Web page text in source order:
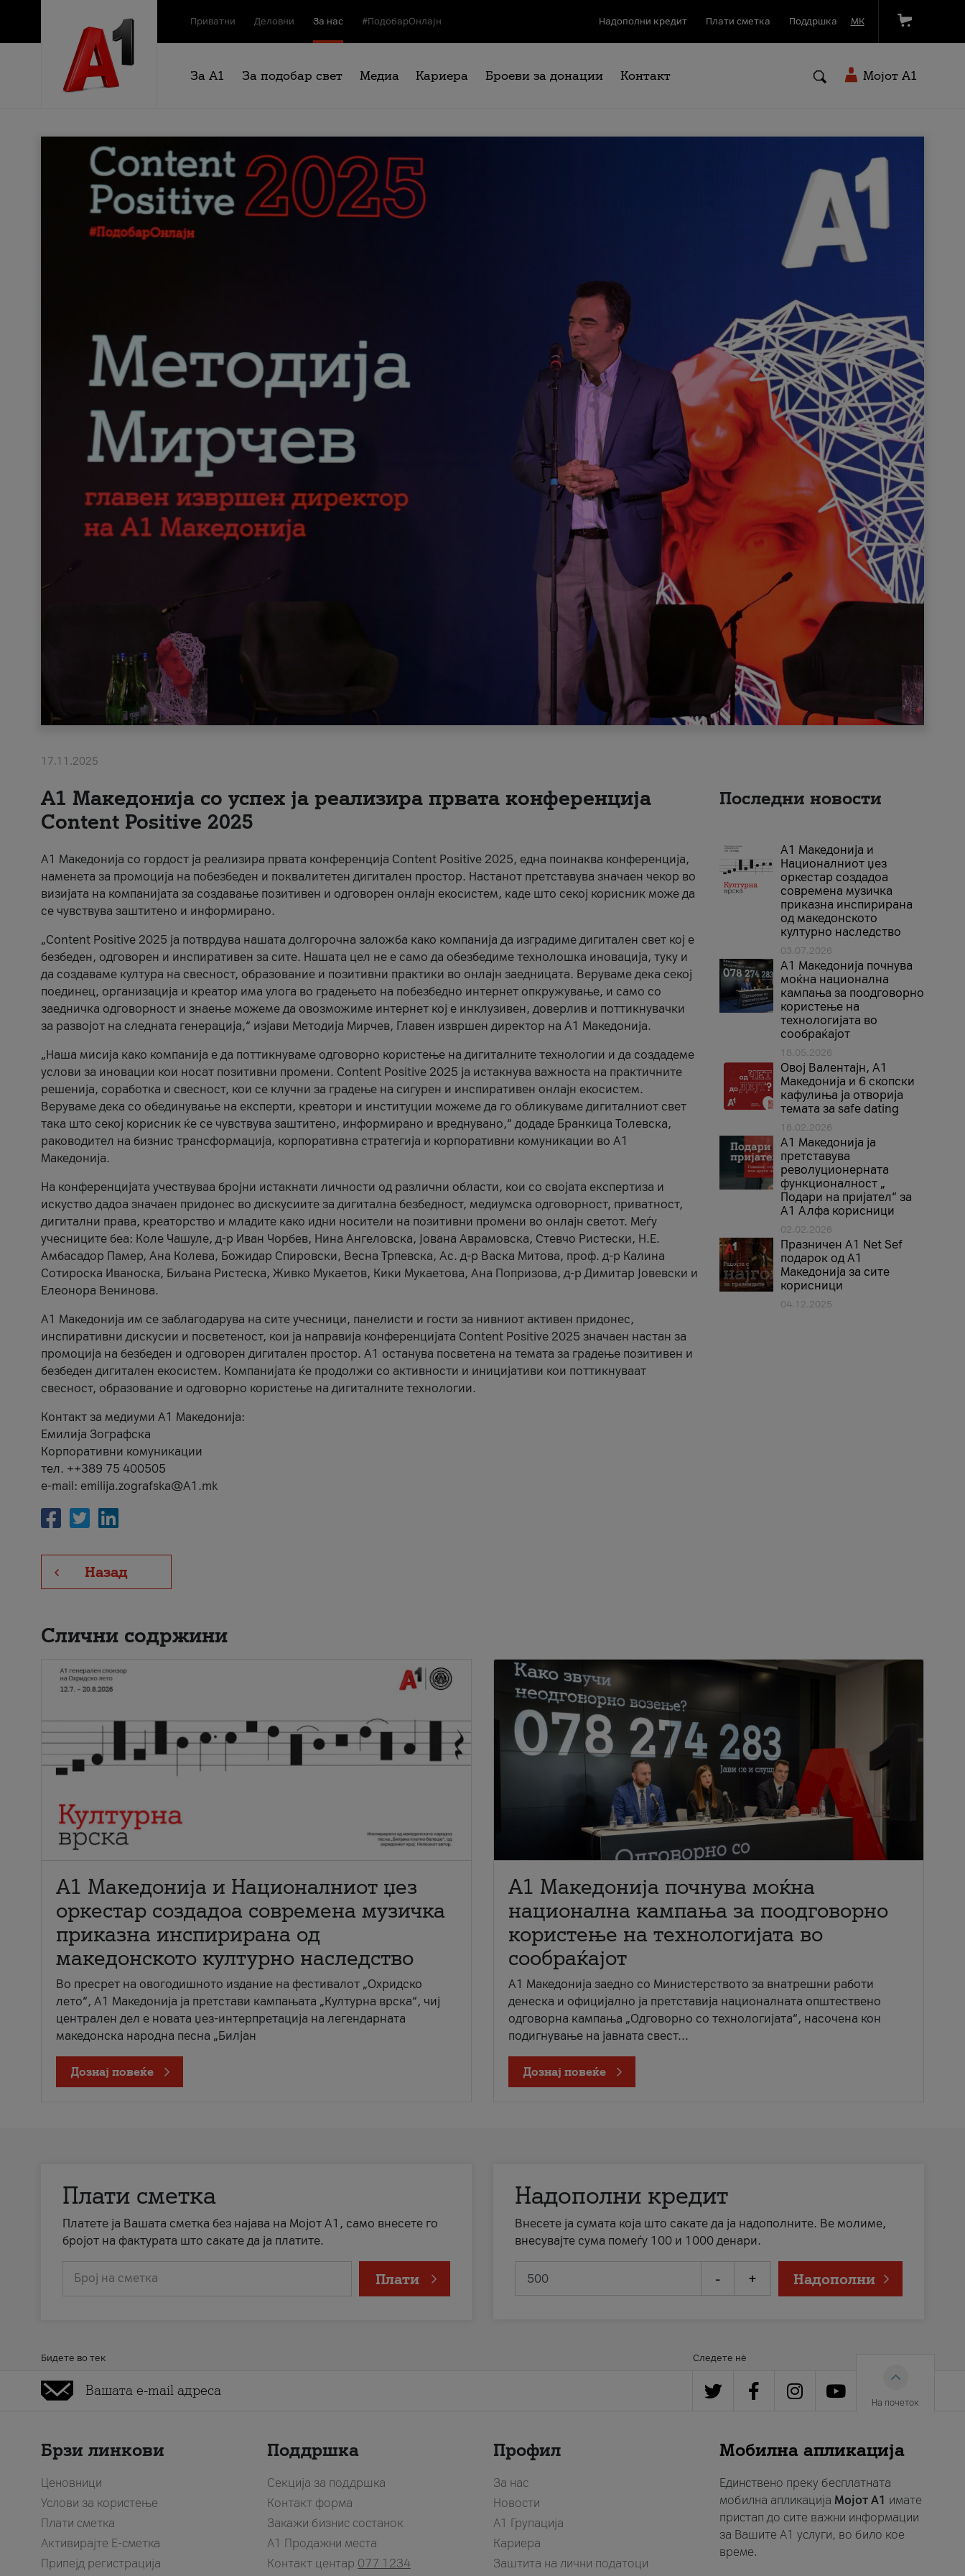
Приватни Деловни За нас #ПодобарОнлајн Надополни кредит Плати сметка Поддршка МК
За А1 За подобар свет Медиа Кариера Броеви за донации Контакт Мојот A1
17.11.2025
А1 Македонија со успех ја реализира првата конференција
Content Positive 2025
А1 Македонија со гордост ја реализира првата конференција Content Positive 2025, една поинаква конференција,
наменета за промоција на побезбеден и поквалитетен дигитален простор. Настанот претставува значаен чекор во
визијата на компанијата за создавање позитивен и одговорен онлајн екосистем, каде што секој корисник може да
се чувствува заштитено и информирано.
„Content Positive 2025 ја потврдува нашата долгорочна заложба како компанија да изградиме дигитален свет кој е
безбеден, одговорен и инспиративен за сите. Нашата цел не е само да обезбедиме технолошка иновација, туку и
да создаваме култура на свесност, образование и позитивни практики во онлајн заедницата. Веруваме дека секој
поединец, организација и креатор има улога во градењето на побезбедно интернет опкружување, и само со
заедничка одговорност и знаење можеме да овозможиме интернет кој е инклузивен, доверлив и поттикнувачки
за развојот на следната генерација,“ изјави Методија Мирчев, Главен извршен директор на А1 Македонија.
„Наша мисија како компанија е да поттикнуваме одговорно користење на дигиталните технологии и да создадеме
услови за иновации кои носат позитивни промени. Content Positive 2025 ја истакнува важноста на практичните
решенија, соработка и свесност, кои се клучни за градење на сигурен и инспиративен онлајн екосистем.
Веруваме дека со обединување на експерти, креатори и институции можеме да го обликуваме дигиталниот свет
така што секој корисник ќе се чувствува заштитено, информирано и вреднувано,“ додаде Бранкица Толевска,
раководител на бизнис трансформација, корпоративна стратегија и корпоративни комуникации во А1
Македонија.
На конференцијата учествуваа бројни истакнати личности од различни области, кои со својата експертиза и
искуство дадоа значаен придонес во дискусиите за дигитална безбедност, медиумска одговорност, приватност,
дигитални права, креаторство и младите како идни носители на позитивни промени во онлајн светот. Меѓу
учесниците беа: Коле Чашуле, д-р Иван Чорбев, Нина Ангеловска, Јована Аврамовска, Стевчо Ристески, Н.Е.
Амбасадор Памер, Ана Колева, Божидар Спировски, Весна Трпевска, Ас. д-р Васка Митова, проф. д-р Калина
Сотироска Иваноска, Биљана Ристеска, Живко Мукаетов, Кики Мукаетова, Ана Попризова, д-р Димитар Јовевски и
Елеонора Венинова.
А1 Македонија им се заблагодарува на сите учесници, панелисти и гости за нивниот активен придонес,
инспиративни дискусии и посветеност, кои ја направија конференцијата Content Positive 2025 значаен настан за
промоција на безбеден и одговорен дигитален простор. А1 останува посветена на темата за градење позитивен и
безбеден дигитален екосистем. Компанијата ќе продолжи со активности и иницијативи кои поттикнуваат
свесност, образование и одговорно користење на дигиталните технологии.
Контакт за медиуми А1 Македонија:
Емилија Зографска
Корпоративни комуникации
тел. ++389 75 400505
e-mail: emilija.zografska@A1.mk
Назад
Последни новости
А1 Македонија и
Националниот џез
оркестар создадоа
современа музичка
приказна инспирирана
од македонското
културно наследство
03.07.2026
A1 Македонија почнува
моќна национална
кампања за поодговорно
користење на
технологијата во
сообраќајот
18.05.2026
Овој Валентајн, A1
Македонија и 6 скопски
кафулиња ја отворија
темата за safe dating
16.02.2026
А1 Македонија ја
претставува
револуционерната
функционалност „
Подари на пријател“ за
А1 Алфа корисници
02.02.2026
Празничен A1 Net Sеf
подарок од А1
Македонија за сите
корисници
04.12.2025
Слични содржини
А1 Македонија и Националниот џез
оркестар создадоа современа музичка
приказна инспирирана од
македонското културно наследство
Во пресрет на овогодишното издание на фестивалот „Охридско
лето“, А1 Македонија ја претстави кампањата „Културна врска“, чиј
централен дел е новата џез-интерпретација на легендарната
македонска народна песна „Билјан
Дознај повеќе
A1 Македонија почнува моќна
национална кампања за поодговорно
користење на технологијата во
сообраќајот
A1 Македонија заедно со Министерството за внатрешни работи
денеска и официјално ја претставија националната општествено
одговорна кампања „Одговорно со технологијата“, насочена кон
подигнување на јавната свест...
Дознај повеќе
Плати сметка
Платете ја Вашата сметка без најава на Мојот А1, само внесете го
бројот на фактурата што сакате да ја платите.
Број на сметка Плати
Надополни кредит
Внесете ја сумата која што сакате да ја надополните. Ве молиме,
внесувајте сума помеѓу 100 и 1000 денари.
- + Надополни
Бидете во тек Следете нè
На почеток
Брзи линкови
Ценовници
Услови за користење
Плати сметка
Активирајте Е-сметка
Припејд регистрација
Поддршка
Секција за поддршка
Контакт форма
Закажи бизнис состанок
A1 Продажни места
Контакт центар 077 1234
Профил
За нас
Новости
А1 Групација
Кариера
Заштита на лични податоци
Мобилна апликација
Единствено преку бесплатната
мобилна апликација Мојот A1 имате
пристап до сите важни информации
за Вашите A1 услуги, во било кое
време.